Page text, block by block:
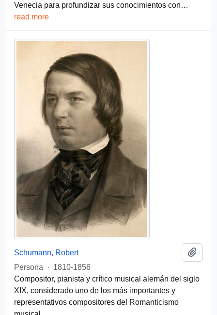
Venecia para profundizar sus conocimientos con…
read more
Schumann, Robert
Persona
· 1810-1856
Compositor, pianista y crítico musical alemán del siglo
XIX, considerado uno de los más importantes y
representativos compositores del Romanticismo